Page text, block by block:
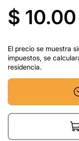
$ 10.00
El precio se muestra
impuestos, se
residencia.